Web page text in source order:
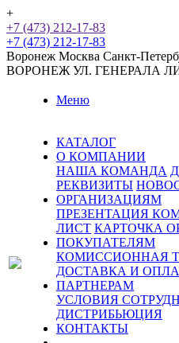
+
+7 (473) 212-17-83
+7 (473) 212-17-83
Воронеж Москва Санкт-
ВОРОНЕЖ УЛ. ГЕНЕРАЛА
Меню
КАТАЛОГ
О КОМПАНИИ
НАША КОМАНДА
РЕКВИЗИТЫ
ОРГАНИЗАЦИЯМ
ПРЕЗЕНТАЦИЯ
ЛИСТ КАРТОЧКА
ПОКУПАТЕЛЯМ
КОМИССИОННАЯ
ДОСТАВКА И
ПАРТНЕРАМ
УСЛОВИЯ
ДИСТРИБЬЮЦИЯ
КОНТАКТЫ